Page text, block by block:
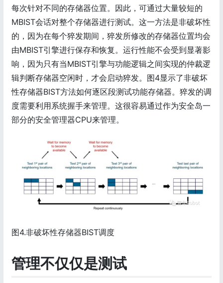
每次针对不同的存储器位置。因此，可通过大量较短的
MBIST会话对整个存储器进行测试。这一方法是非破坏性
的，因为在每个猝发期间，猝发所修改的存储器位置均会
由MBIST引擎进行保存和恢复。运行性能不会受到显著影
响，因为只有当MBIST引擎与功能逻辑之间实现的仲裁逻
辑判断存储器空闲时，才会启动猝发。图4显示了非破坏
性存储器BIST方法如何逐区段测试功能存储器。猝发的调
度需要利用系统握手来管理。这很容易通过作为安全岛一
部分的安全管理器CPU来管理。
图4.非破坏性存储器BIST调度
管理不仅仅是测试